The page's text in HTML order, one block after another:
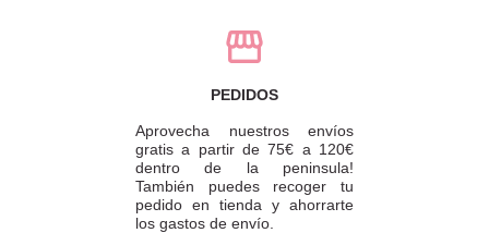
PEDIDOS
Aprovecha nuestros envíos
gratis a partir de 75€ a 120€
dentro de la peninsula!
También puedes recoger tu
pedido en tienda y ahorrarte
los gastos de envío.